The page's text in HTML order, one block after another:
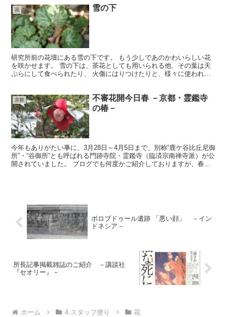
花 雪の下
研究所前の花壇にある雪の下です。 もう少しであのかわいらしい花
を咲かせます。 雪の下は、茶花としても用いられる他、その葉は天
ぷらにして食べられたり、 火傷にはりつけたりと、様々に使われて
京都
不審花開今日春 －京都・霊鑑寺
の椿－
今年もありがたい事に、3月28日～4月5日まで、別称“鹿ケ谷比丘尼御
所”・“谷御所”とも呼ばれる門跡寺院・霊鑑寺（臨済宗南禅寺派）が公
開されていました。 ブログでも何度かご紹介しておりますが、春と
ボロブドゥール遺跡 「悪い顔」 －イン
ドネシア－
所長記事掲載雑誌のご紹介 －講談社
『セオリー』－
ホーム 4.スタッフ便り 花